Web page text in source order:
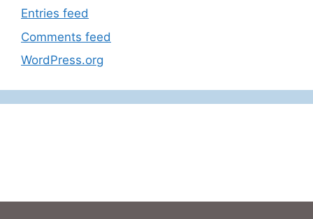
Entries feed
Comments feed
WordPress.org